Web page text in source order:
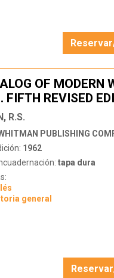
OF MODERN
FIFTH REVISED
R.S.
PUBLISHING
1962
tapa dura
general